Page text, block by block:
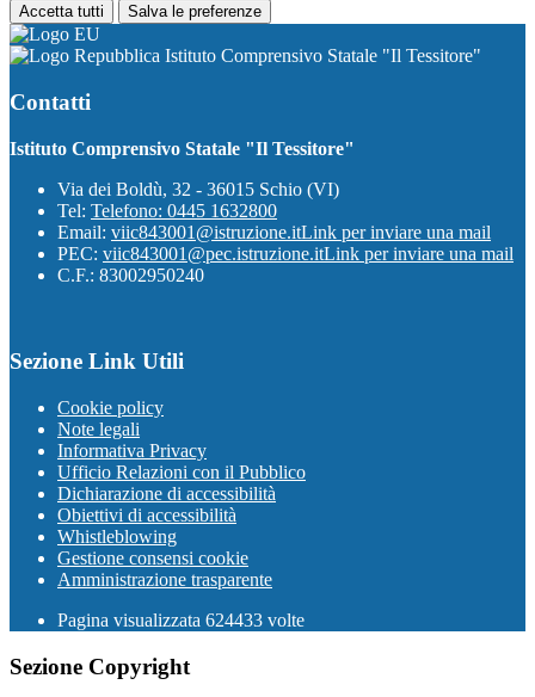
Accetta tutti Salva le preferenze
Istituto Comprensivo Statale "Il Tessitore"
Contatti
Istituto Comprensivo Statale "Il Tessitore"
Via dei Boldù, 32 - 36015 Schio (VI)
Tel: Telefono: 0445 1632800
Email: viic843001@istruzione.itLink per inviare una mail
PEC: viic843001@pec.istruzione.itLink per inviare una mail
C.F.: 83002950240
Sezione Link Utili
Cookie policy
Note legali
Informativa Privacy
Ufficio Relazioni con il Pubblico
Dichiarazione di accessibilità
Obiettivi di accessibilità
Whistleblowing
Gestione consensi cookie
Amministrazione trasparente
Pagina visualizzata 624433 volte
Sezione Copyright